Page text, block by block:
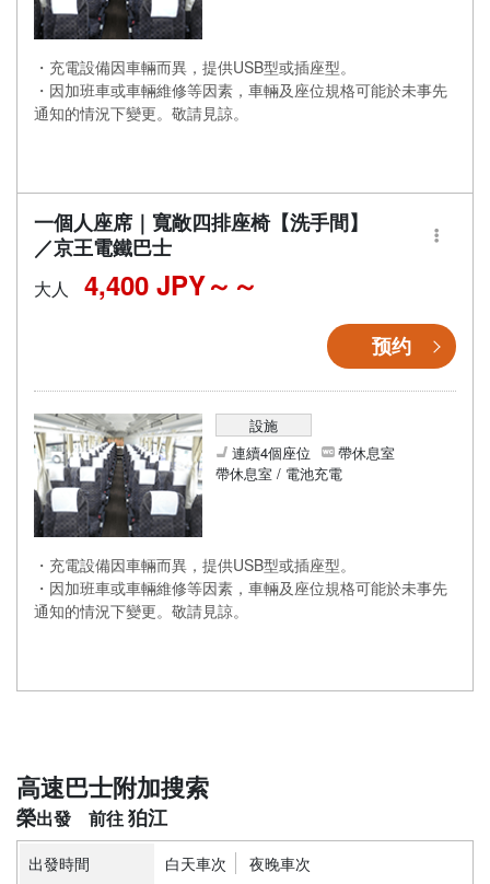
・充電設備因車輛而異，提供USB型或插座型。
・因加班車或車輛維修等因素，車輛及座位規格可能於未事先
通知的情況下變更。敬請見諒。
一個人座席｜寬敞四排座椅【洗手間】
／京王電鐵巴士
大人 4,400 JPY～
预约
設施
連續4個座位
帶休息室
帶休息室 / 電池充電
・充電設備因車輛而異，提供USB型或插座型。
・因加班車或車輛維修等因素，車輛及座位規格可能於未事先
通知的情況下變更。敬請見諒。
高速巴士附加搜索
榮 狛江
出發時間 白天車次 夜晚車次